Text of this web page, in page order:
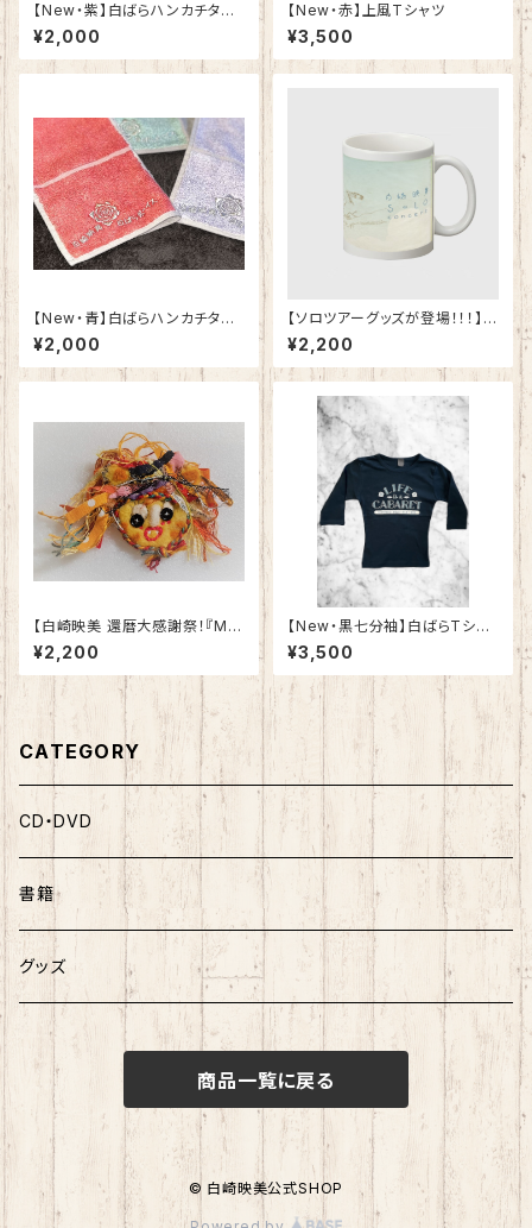
【New・紫】白ばらハンカチタオ
ル
¥2,000
【New・赤】上風Tシャツ
¥3,500
​【New・青】白ばらハンカチタオ
ル
¥2,000
【ソロツアーグッズが登場！！！】
白崎映美ソロ・コンサート「あい
たいよ」 マグカップ 鳥
¥2,200
【白崎映美 還暦大感謝祭！『MO
KKEDANO♡』記念】大寅年エ
ミちゃん
¥2,200
【New・黒七分袖】白ばらTシャ
ツレディース用
¥3,500
CATEGORY
CD・DVD
書籍
グッズ
商品一覧に戻る
© 白崎映美公式SHOP